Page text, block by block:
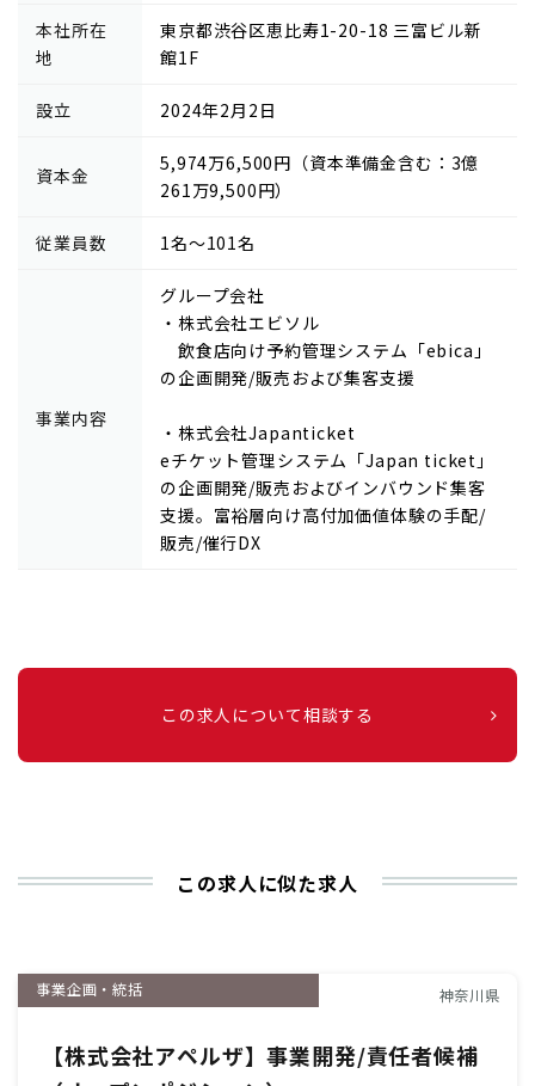
本社所在
地
東京都渋谷区恵比寿1-20-18 三富ビル新
館1F
設立 2024年2月2日
資本金
5,974万6,500円（資本準備金含む：3億
261万9,500円）
従業員数 1名～101名
事業内容
グループ会社
・株式会社エビソル
飲食店向け予約管理システム「ebica」
の企画開発/販売および集客支援
・株式会社Japanticket
eチケット管理システム「Japan ticket」
の企画開発/販売およびインバウンド集客
支援。富裕層向け高付加価値体験の手配/
販売/催行DX
この求人について相談する
この求人に似た求人
事業企画・統括 神奈川県
【株式会社アペルザ】事業開発/責任者候補